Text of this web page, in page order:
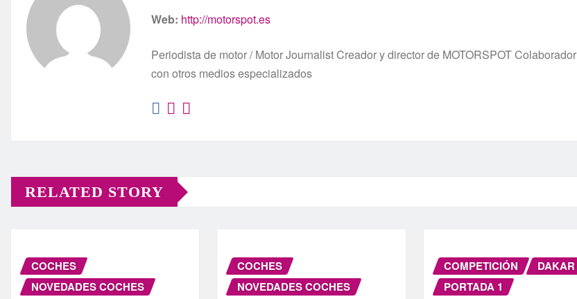
Web: http://motorspot.es
Periodista de motor / Motor Journalist Creador y director de MOTORSPOT Colaborador
con otros medios especializados
RELATED STORY
COCHES
NOVEDADES COCHES
COCHES
NOVEDADES COCHES
COMPETICIÓN
DAKAR
PORTADA 1